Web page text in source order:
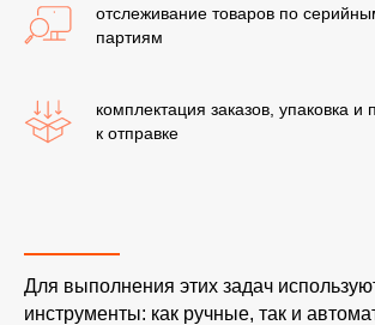
отслеживание товаров по
партиям
комплектация заказов, упаковка и
к отправке
Для выполнения этих задач
инструменты: как ручные, так и